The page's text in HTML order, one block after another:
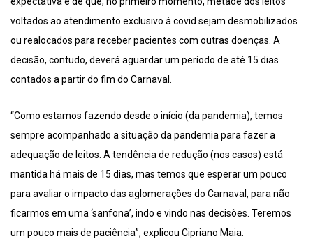
voltados ao atendimento exclusivo à covid sejam desmobilizados
ou realocados para receber pacientes com outras doenças. A
decisão, contudo, deverá aguardar um período de até 15 dias
contados a partir do fim do Carnaval.
“Como estamos fazendo desde o início (da pandemia), temos
sempre acompanhado a situação da pandemia para fazer a
adequação de leitos. A tendência de redução (nos casos) está
mantida há mais de 15 dias, mas temos que esperar um pouco
para avaliar o impacto das aglomerações do Carnaval, para não
ficarmos em uma ‘sanfona’, indo e vindo nas decisões. Teremos
um pouco mais de paciência”, explicou Cipriano Maia.